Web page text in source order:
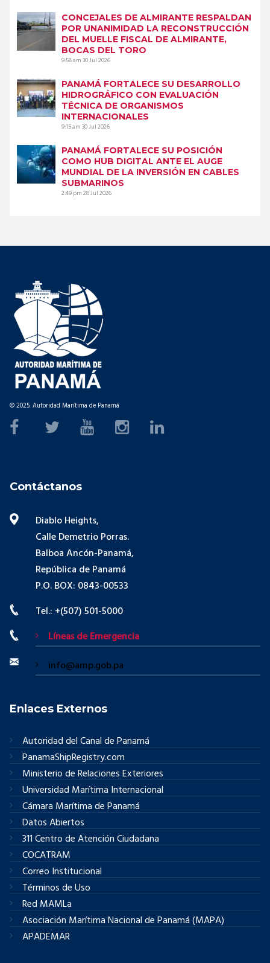
CONCEJALES DE ALMIRANTE RESPALDAN
POR UNANIMIDAD LA RECONSTRUCCIÓN
DEL MUELLE FISCAL DE ALMIRANTE,
BOCAS DEL TORO
9:58 am30 Jul 2026
PANAMÁ FORTALECE SU DESARROLLO
HIDROGRÁFICO CON EVALUACIÓN
TÉCNICA DE ORGANISMOS
INTERNACIONALES
9:15 am30 Jul 2026
PANAMÁ FORTALECE SU POSICIÓN
COMO HUB DIGITAL ANTE EL AUGE
MUNDIAL DE LA INVERSIÓN EN CABLES
SUBMARINOS
2:49 pm28 Jul 2026
© 2025. Autoridad Marítima de Panamá
Contáctanos
Diablo Heights,
Calle Demetrio Porras.
Balboa Ancón-Panamá,
República de Panamá
P.O. BOX: 0843-00533
Tel.: +(507) 501-5000
Líneas de Emergencia
info@amp.gob.pa
Enlaces Externos
Autoridad del Canal de Panamá
PanamaShipRegistry.com
Ministerio de Relaciones Exteriores
Universidad Marítima Internacional
Cámara Marítima de Panamá
Datos Abiertos
311 Centro de Atención Ciudadana
COCATRAM
Correo Institucional
Términos de Uso
Red MAMLa
Asociación Marítima Nacional de Panamá (MAPA)
APADEMAR